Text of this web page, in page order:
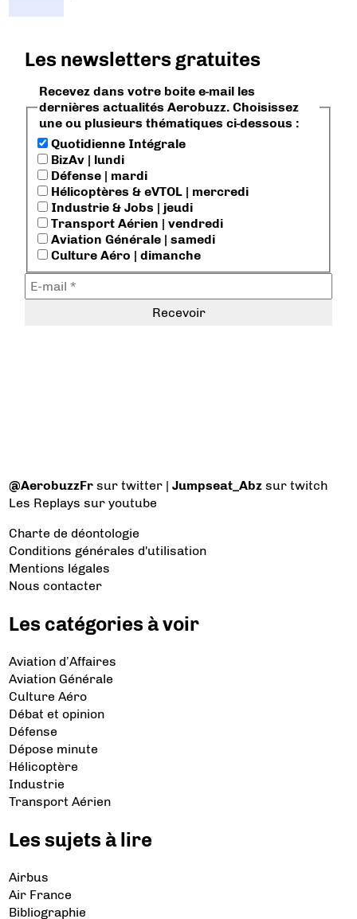
Les newsletters gratuites
Recevez dans votre boite e-mail les
dernières actualités Aerobuzz. Choisissez
une ou plusieurs thématiques ci-dessous :
Quotidienne Intégrale
BizAv | lundi
Défense | mardi
Hélicoptères & eVTOL | mercredi
Industrie & Jobs | jeudi
Transport Aérien | vendredi
Aviation Générale | samedi
Culture Aéro | dimanche
@AerobuzzFr sur twitter |Jumpseat_Abz sur twitch
Les Replays sur youtube
Charte de déontologie
Conditions générales d'utilisation
Mentions légales
Nous contacter
Les catégories à voir
Aviation d’Affaires
Aviation Générale
Culture Aéro
Débat et opinion
Défense
Dépose minute
Hélicoptère
Industrie
Transport Aérien
Les sujets à lire
Airbus
Air France
Bibliographie